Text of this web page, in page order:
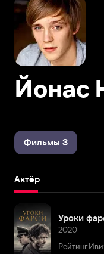
Йонас
Фильмы 3
Актёр
Уроки
2020
Рейтинг